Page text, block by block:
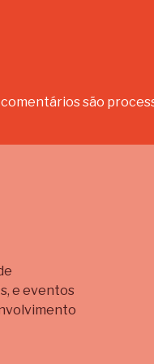
são
e eventos